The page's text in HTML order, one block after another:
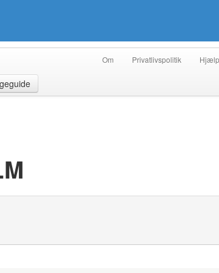
Om Privatlivspolitik Hjælp